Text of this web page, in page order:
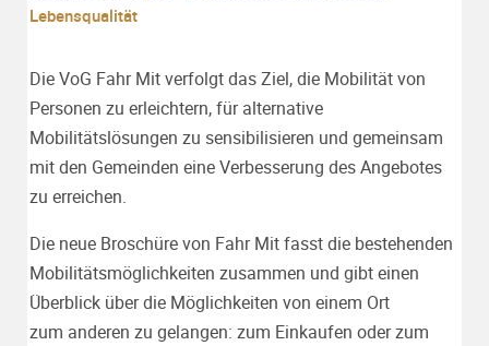
Lebensqualität
Die VoG Fahr Mit verfolgt das Ziel, die Mobilität von
Personen zu erleichtern, für alternative
Mobilitätslösungen zu sensibilisieren und gemeinsam
mit den Gemeinden eine Verbesserung des Angebotes
zu erreichen.
Die neue Broschüre von Fahr Mit fasst die bestehenden
Mobilitätsmöglichkeiten zusammen und gibt einen
Überblick über die Möglichkeiten von einem Ort
zum anderen zu gelangen: zum Einkaufen oder zum